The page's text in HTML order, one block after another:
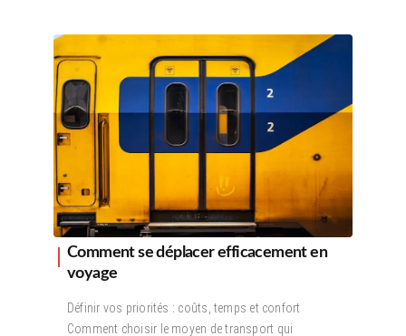
Comment se déplacer efficacement en
voyage
Définir vos priorités : coûts, temps et confort
Comment choisir le moyen de transport qui